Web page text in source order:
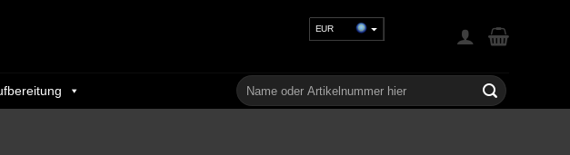
EUR
GBP
Suchen
nach: